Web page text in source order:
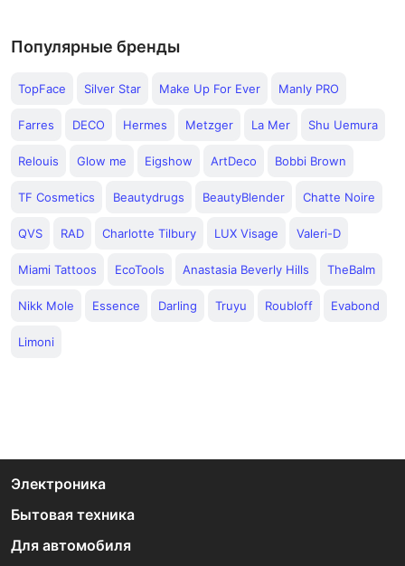
Популярные бренды
TopFace Silver Star Make Up For Ever Manly PRO
Farres DECO Hermes Metzger La Mer Shu Uemura
Relouis Glow me Eigshow ArtDeco Bobbi Brown
TF Cosmetics Beautydrugs BeautyBlender Chatte Noire
QVS RAD Charlotte Tilbury LUX Visage Valeri-D
Miami Tattoos EcoTools Anastasia Beverly Hills TheBalm
Nikk Mole Essence Darling Truyu Roubloff Evabond
Limoni
Электроника
Бытовая техника
Для автомобиля